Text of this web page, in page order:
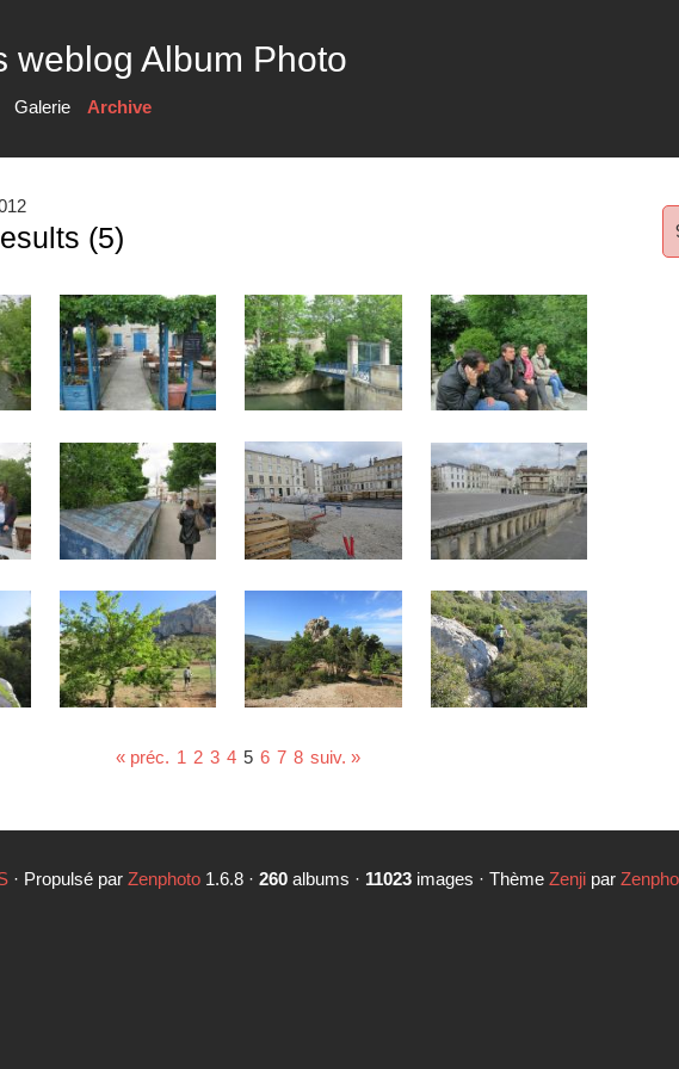
weblog Album Photo
Galerie Archive
(5)
« préc. 1 2 3 4 5 6 7 8 suiv. »
· Propulsé par Zenphoto 1.6.8 · 260albums · 11023images · Thème Zenjipar